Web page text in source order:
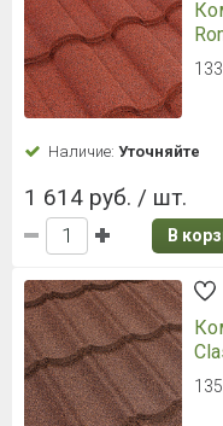
Наличие: Уточняйте
1 614 руб. / шт.
В